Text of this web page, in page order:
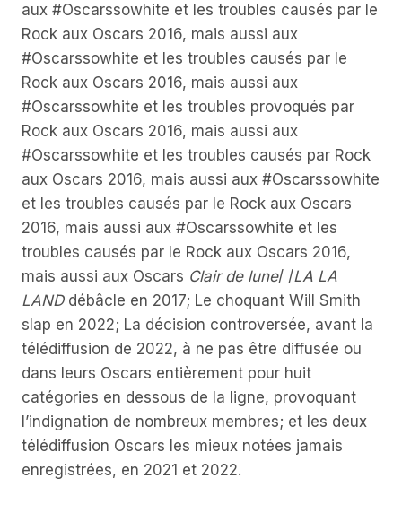
aux #Oscarssowhite et les troubles causés par le
Rock aux Oscars 2016, mais aussi aux
#Oscarssowhite et les troubles causés par le
Rock aux Oscars 2016, mais aussi aux
#Oscarssowhite et les troubles provoqués par
Rock aux Oscars 2016, mais aussi aux
#Oscarssowhite et les troubles causés par Rock
aux Oscars 2016, mais aussi aux #Oscarssowhite
et les troubles causés par le Rock aux Oscars
2016, mais aussi aux #Oscarssowhite et les
troubles causés par le Rock aux Oscars 2016,
mais aussi aux Oscars Clair de lune/ /LA LA
LANDdébâcle en 2017; Le choquant Will Smith
slap en 2022; La décision controversée, avant la
télédiffusion de 2022, à ne pas être diffusée ou
dans leurs Oscars entièrement pour huit
catégories en dessous de la ligne, provoquant
l’indignation de nombreux membres; et les deux
télédiffusion Oscars les mieux notées jamais
enregistrées, en 2021 et 2022.